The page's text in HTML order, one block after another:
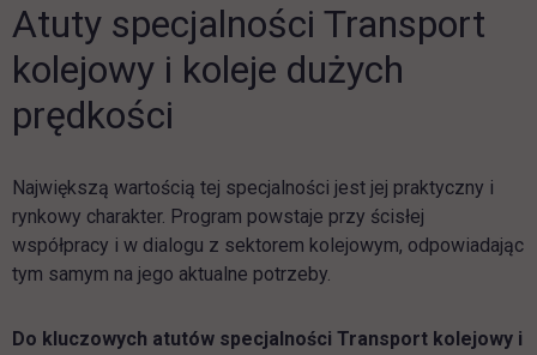
Atuty specjalności Transport
kolejowy i koleje dużych
prędkości
Największą wartością tej specjalności jest jej praktyczny i
rynkowy charakter. Program powstaje przy ścisłej
współpracy i w dialogu z sektorem kolejowym, odpowiadając
tym samym na jego aktualne potrzeby.
Do kluczowych atutów specjalności Transport kolejowy i